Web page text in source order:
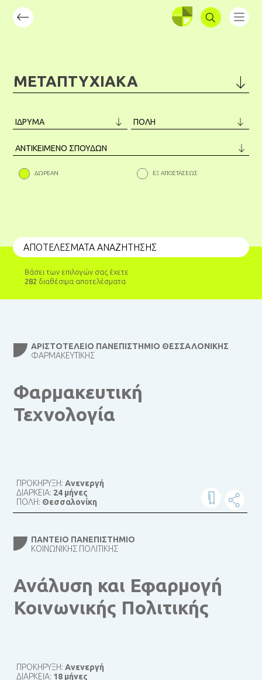
ΣΥΝΔΕΣΗ
ΜΕΤΑΠΤΥΧΙΑΚΑ
ΜΕΤΑΠΤΥΧΙΑΚΑ
ΠΡΟΠΤΥΧΙΑΚΑ
ΣΕΜΙΝΑΡΙΑ
ΔΩΡΕΑΝ ΕΞ ΑΠΟΣΤΑΣΕΩΣ
ΑΠΟΤΕΛΕΣΜΑΤΑ ΑΝΑΖΗΤΗΣΗΣ
Βάσει των επιλογών σας έχετε
282 διαθέσιμα αποτελέσματα
ΑΡΙΣΤΟΤΈΛΕΙΟ ΠΑΝΕΠΙΣΤΉΜΙΟ ΘΕΣΣΑΛΟΝΊΚΗΣ
ΦΑΡΜΑΚΕΥΤΙΚΉΣ
Φαρμακευτική
Τεχνολογία
ΠΡΟΚΗΡΥΞΗ:Ανενεργή
ΔΙΑΡΚΕΙΑ: 24 μήνες
ΠΟΛΗ: Θεσσαλονίκη
ΠΆΝΤΕΙΟ ΠΑΝΕΠΙΣΤΉΜΙΟ
ΚΟΙΝΩΝΙΚΉΣ ΠΟΛΙΤΙΚΉΣ
Ανάλυση και Εφαρμογή
Κοινωνικής Πολιτικής
ΠΡΟΚΗΡΥΞΗ:Ανενεργή
ΔΙΑΡΚΕΙΑ: 18 μήνες